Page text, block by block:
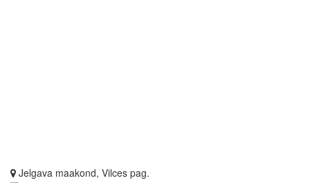
Jelgava maakond, Vilces pag.